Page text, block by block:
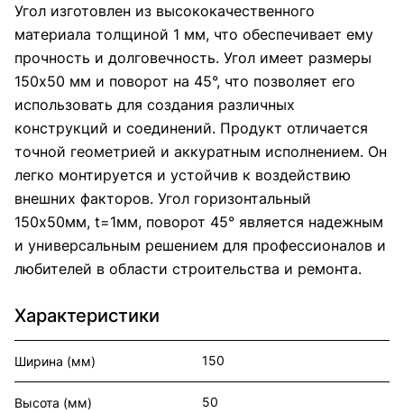
Угол изготовлен из высококачественного
материала толщиной 1 мм, что обеспечивает ему
прочность и долговечность. Угол имеет размеры
150x50 мм и поворот на 45°, что позволяет его
использовать для создания различных
конструкций и соединений. Продукт отличается
точной геометрией и аккуратным исполнением. Он
легко монтируется и устойчив к воздействию
внешних факторов. Угол горизонтальный
150x50мм, t=1мм, поворот 45° является надежным
и универсальным решением для профессионалов и
любителей в области строительства и ремонта.
Характеристики
Ширина (мм) 150
Высота (мм) 50